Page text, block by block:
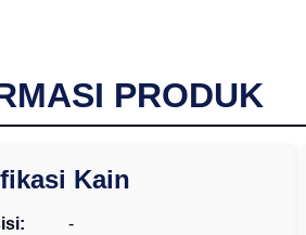
PRODUK
Kain
-